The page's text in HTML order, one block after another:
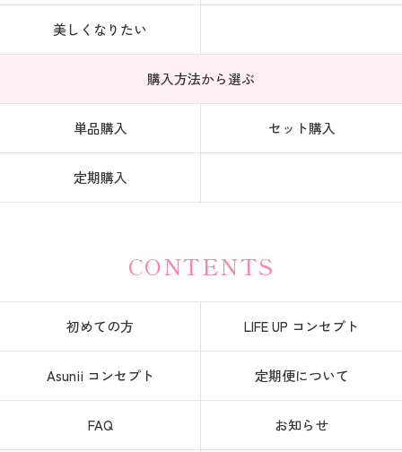
美しくなりたい
購入方法から選ぶ
単品購入 セット購入
定期購入
CONTENTS
初めての方 LIFE UP コンセプト
Asunii コンセプト 定期便について
FAQ お知らせ